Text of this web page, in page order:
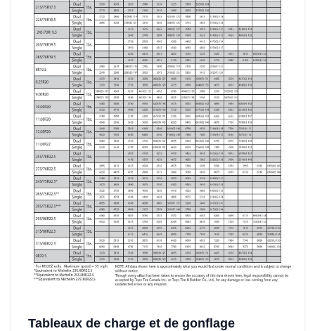
Tableaux de charge et de gonflage